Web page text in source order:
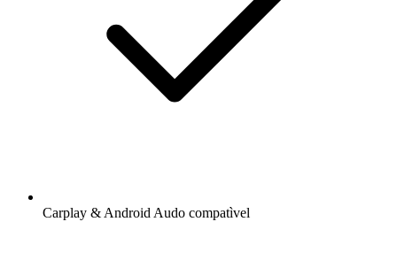
Carplay & Android Audo compatìvel